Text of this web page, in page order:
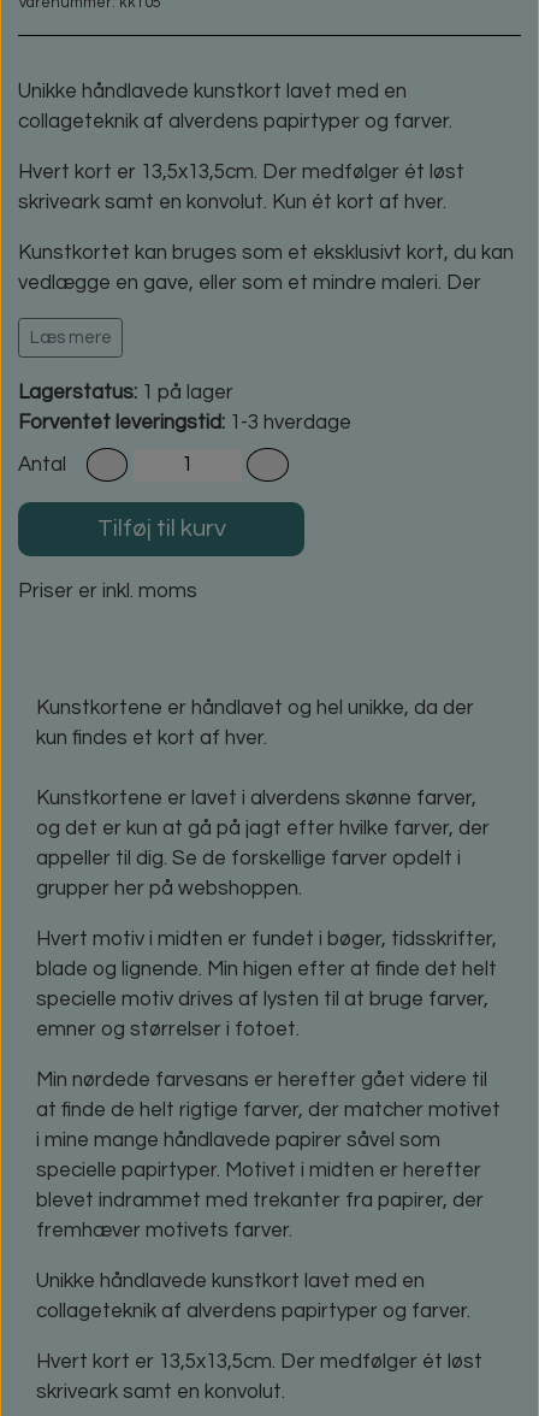
Varenummer: kk105
Unikke håndlavede kunstkort lavet med en
collageteknik af alverdens papirtyper og farver.
Hvert kort er 13,5x13,5cm. Der medfølger ét løst
skriveark samt en konvolut. Kun ét kort af hver.
Kunstkortet kan bruges som et eksklusivt kort, du kan
vedlægge en gave, eller som et mindre maleri. Der
findes mange forskellige typer rammer, hvor kortets
størrelse kan passe ind. Jeg skal gøre opmærksom
tåler direkte sollys eller andre lys- og varmekilder.
Læs mere
Lagerstatus: 1 på lager
Forventet leveringstid: 1-3 hverdage
Antal
Tilføj til kurv
Priser er inkl. moms
Kunstkortene er håndlavet og hel unikke, da der
kun findes et kort af hver.
Kunstkortene er lavet i alverdens skønne farver,
og det er kun at gå på jagt efter hvilke farver, der
appeller til dig. Se de forskellige farver opdelt i
grupper her på webshoppen.
Hvert motiv i midten er fundet i bøger, tidsskrifter,
blade og lignende. Min higen efter at finde det helt
specielle motiv drives af lysten til at bruge farver,
emner og størrelser i fotoet.
Min nørdede farvesans er herefter gået videre til
at finde de helt rigtige farver, der matcher motivet
i mine mange håndlavede papirer såvel som
specielle papirtyper. Motivet i midten er herefter
blevet indrammet med trekanter fra papirer, der
fremhæver motivets farver.
Unikke håndlavede kunstkort lavet med en
collageteknik af alverdens papirtyper og farver.
Hvert kort er 13,5x13,5cm. Der medfølger ét løst
skriveark samt en konvolut.